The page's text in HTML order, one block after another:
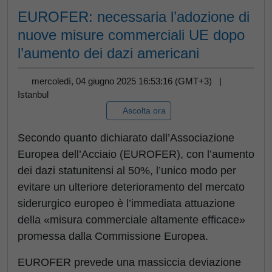
EUROFER: necessaria l’adozione di
nuove misure commerciali UE dopo
l’aumento dei dazi americani
mercoledì, 04 giugno 2025 16:53:16 (GMT+3) |
Istanbul
Ascolta ora
Secondo quanto dichiarato dall’Associazione
Europea dell’Acciaio (EUROFER), con l’aumento
dei dazi statunitensi al 50%, l’unico modo per
evitare un ulteriore deterioramento del mercato
siderurgico europeo è l’immediata attuazione
della «misura commerciale altamente efficace»
promessa dalla Commissione Europea.
EUROFER prevede una massiccia deviazione